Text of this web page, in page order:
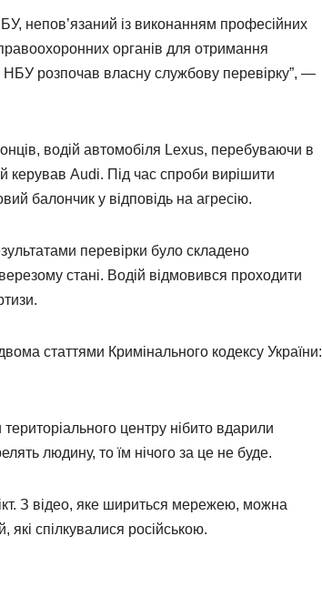
непов’язаний із виконанням професійних
органів для отримання
розпочав власну службову перевірку”, —
водій автомобіля Lexus, перебуваючи в
керував Audi. Під час спроби вирішити
балончик у відповідь на агресію.
перевірки було складено
стані. Водій відмовився проходити
статтями Кримінального кодексу України:
центру нібито вдарили
людину, то їм нічого за це не буде.
З відео, яке шириться мережею, можна
спілкувалися російською.